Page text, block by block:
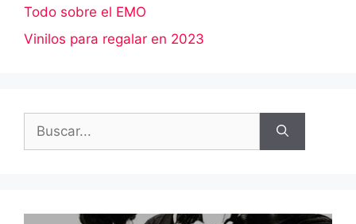
Todo sobre el EMO
Vinilos para regalar en 2023